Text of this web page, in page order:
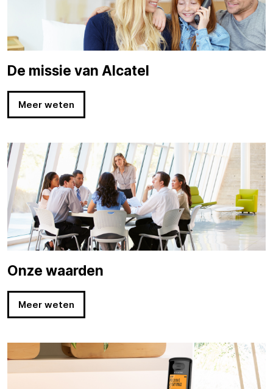
De missie van Alcatel
Meer weten
Onze waarden
Meer weten